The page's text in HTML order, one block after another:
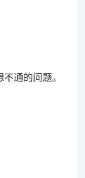
通的问题。